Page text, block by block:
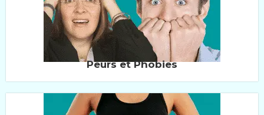
Peurs et Phobies